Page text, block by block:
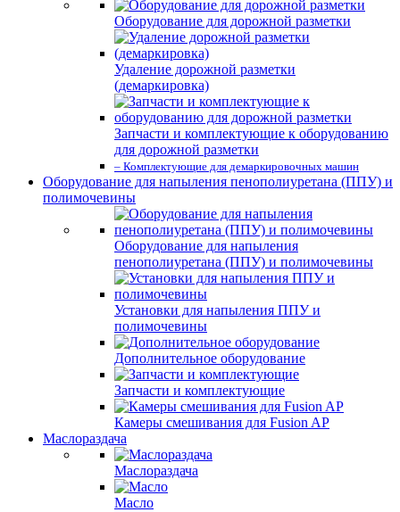
Оборудование для дорожной разметки
Удаление дорожной разметки
(демаркировка)
Запчасти и комплектующие к оборудованию
для дорожной разметки
– Комплектующие для демаркировочных машин
Оборудование для напыления пенополиуретана (ППУ) и
полимочевины
Оборудование для напыления
пенополиуретана (ППУ) и полимочевины
Установки для напыления ППУ и
полимочевины
Дополнительное оборудование
Запчасти и комплектующие
Камеры смешивания для Fusion AP
Маслораздача
Маслораздача
Масло